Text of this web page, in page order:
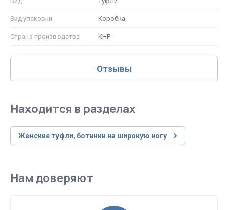
Вид упаковки Коробка
Страна производства КНР
Отзывы
Находится в разделах
Женские туфли, ботинки на широкую ногу
Нам доверяют